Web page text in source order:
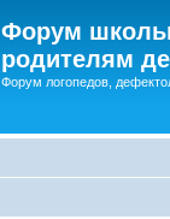
Форум
родителям
Форум логопедов,